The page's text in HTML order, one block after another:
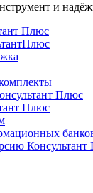
и
Плюс
Плюс
Плюс